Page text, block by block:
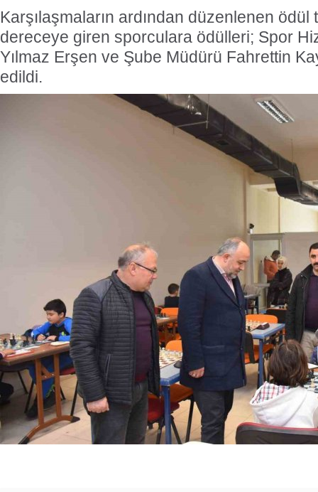
Karşılaşmaların ardından düzenlenen
dereceye giren sporculara ödülleri; Spor
Yılmaz Erşen ve Şube Müdürü Fahrettin
edildi.